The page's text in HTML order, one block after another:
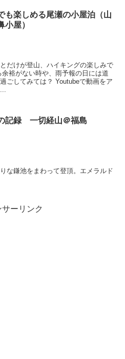
も楽しめる尾瀬の小屋泊（山
小屋）
だけが登山、ハイキングの楽しみで
裕がない時や、雨予報の日には道
ごしてみては？ Youtubeで動画をア
記録 一切経山＠福島
な鎌池をまわって登頂。エメラルド
サーリンク